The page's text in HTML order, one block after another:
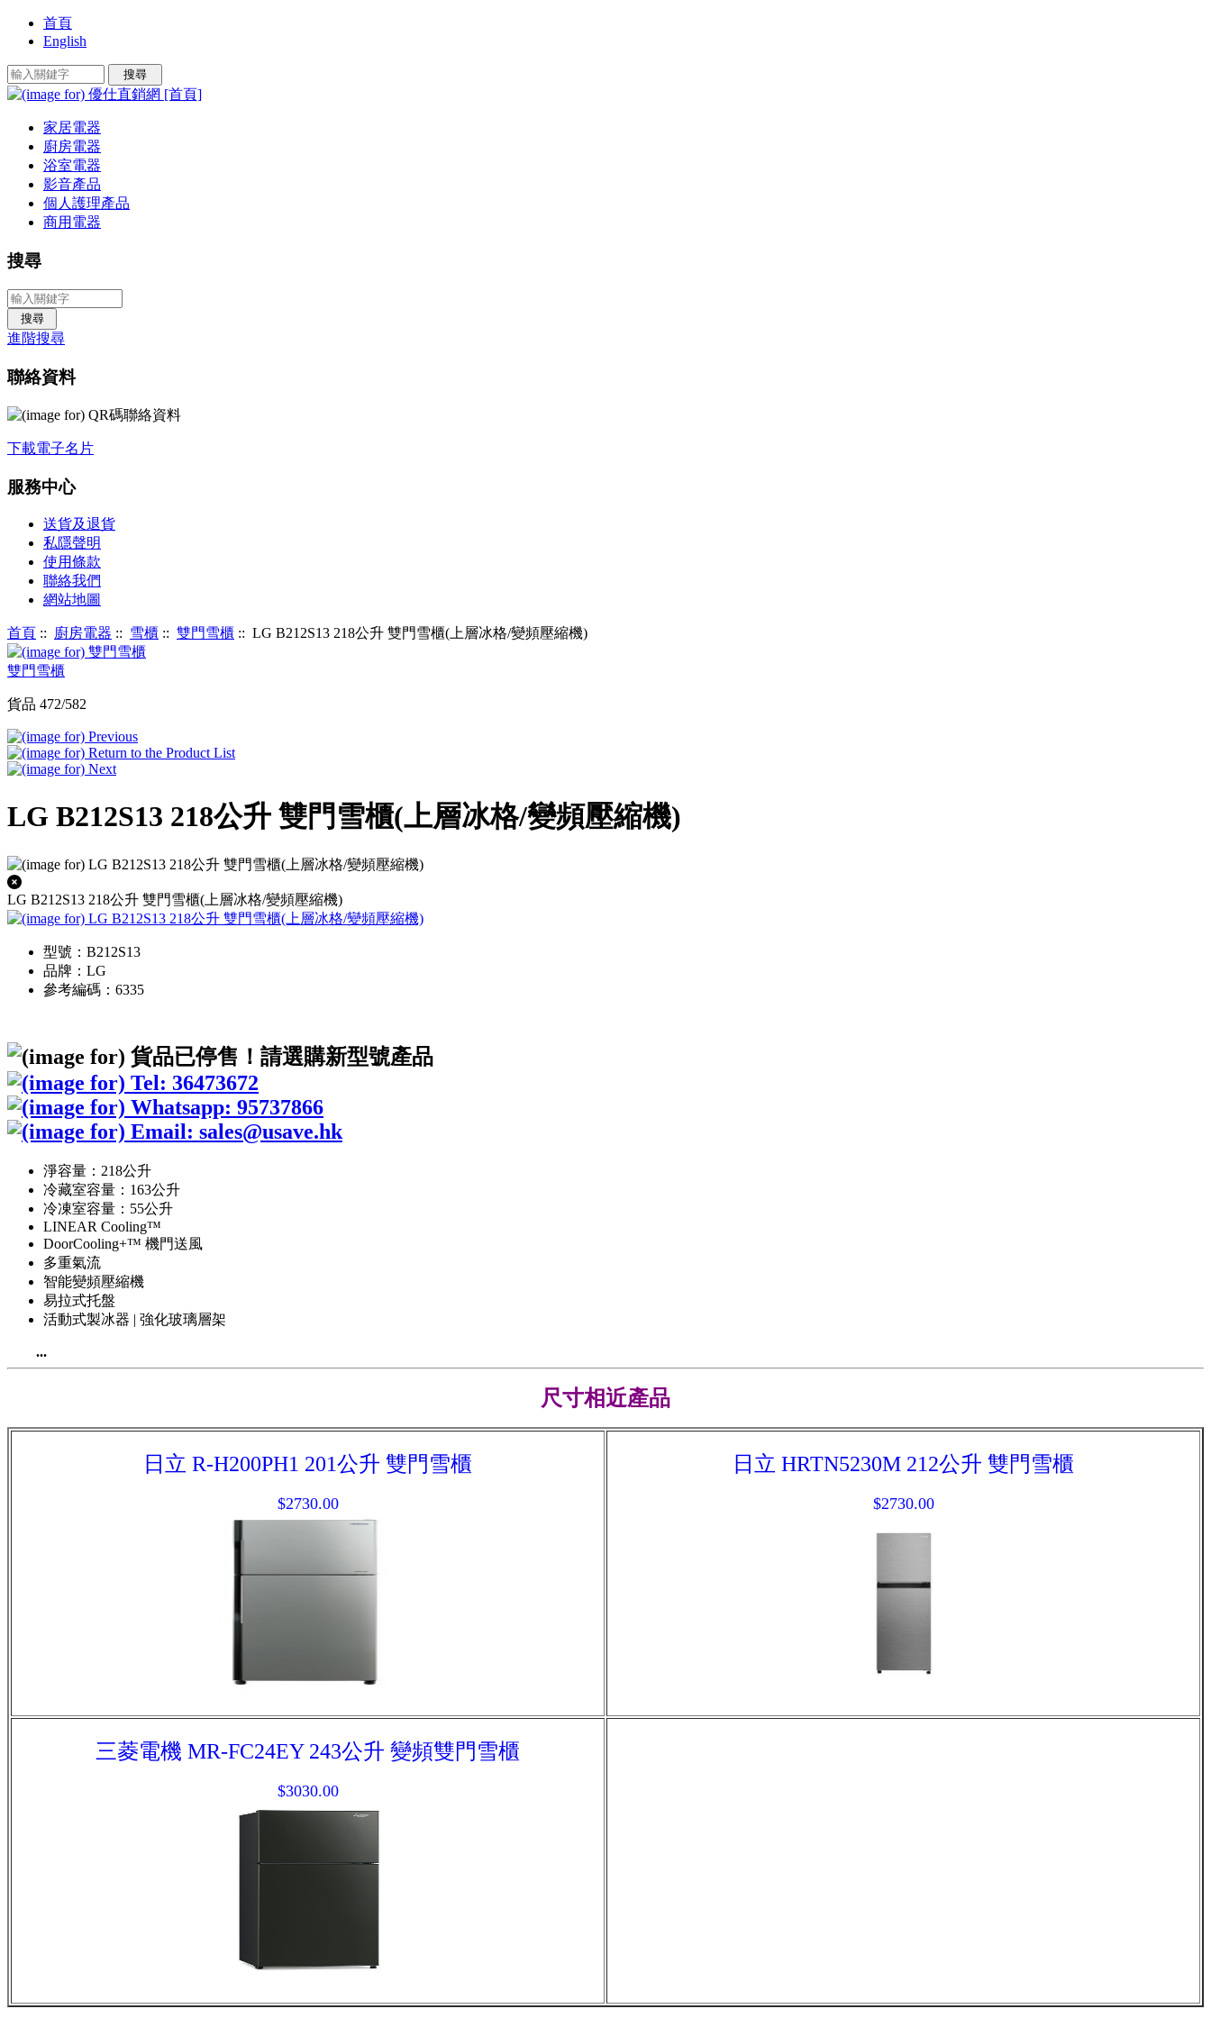
首頁
English
家居電器
廚房電器
浴室電器
影音產品
個人護理產品
商用電器
搜尋
進階搜尋
聯絡資料
下載電子名片
服務中心
送貨及退貨
私隱聲明
使用條款
聯絡我們
網站地圖
首頁 :: 廚房電器 :: 雪櫃 :: 雙門雪櫃 :: LG B212S13 218公升 雙門雪櫃(上層冰格/變頻壓縮機)
雙門雪櫃
貨品 472/582
LG B212S13 218公升 雙門雪櫃(上層冰格/變頻壓縮機)
LG B212S13 218公升 雙門雪櫃(上層冰格/變頻壓縮機)
型號：B212S13
品牌：LG
參考編碼：6335
淨容量：218公升
冷藏室容量：163公升
冷凍室容量：55公升
LINEAR Cooling™
DoorCooling+™ 機門送風
多重氣流
智能變頻壓縮機
易拉式托盤
活動式製冰器 | 強化玻璃層架
...
尺寸相近產品
日立 R-H200PH1 201公升 雙門雪櫃
$2730.00
日立 HRTN5230M 212公升 雙門雪櫃
$2730.00
三菱電機 MR-FC24EY 243公升 變頻雙門雪櫃
$3030.00